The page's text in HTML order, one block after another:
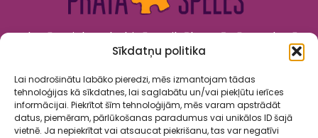
Sīkdatņu politika
Lai nodrošinātu labāko pieredzi, mēs izmantojam tādas
tehnoloģijas kā sīkdatnes, lai saglabātu un/vai piekļūtu ierīces
informācijai. Piekrītot šīm tehnoloģijām, mēs varam apstrādāt
datus, piemēram, pārlūkošanas paradumus vai unikālos ID šajā
vietnē. Ja nepiekrītat vai atsaucat piekrišanu, tas var negatīvi
Kad prāts tiek nodarbināts, cilvēks attīstās. Kad prāts
tiek izklaidēts, cilvēks jūtas priecīgs un laimīgs. “Prāta